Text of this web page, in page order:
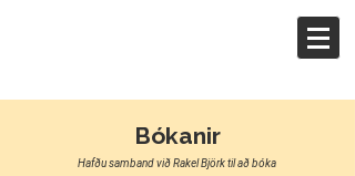
Bókanir
Hafðu samband við Rakel Björk til að bóka